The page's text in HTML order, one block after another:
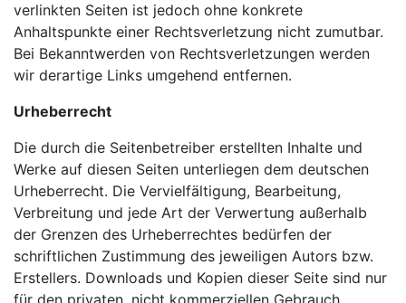
verlinkten Seiten ist jedoch ohne konkrete
Anhaltspunkte einer Rechtsverletzung nicht zumutbar.
Bei Bekanntwerden von Rechtsverletzungen werden
wir derartige Links umgehend entfernen.
Urheberrecht
Die durch die Seitenbetreiber erstellten Inhalte und
Werke auf diesen Seiten unterliegen dem deutschen
Urheberrecht. Die Vervielfältigung, Bearbeitung,
Verbreitung und jede Art der Verwertung außerhalb
der Grenzen des Urheberrechtes bedürfen der
schriftlichen Zustimmung des jeweiligen Autors bzw.
Erstellers. Downloads und Kopien dieser Seite sind nur
für den privaten, nicht kommerziellen Gebrauch